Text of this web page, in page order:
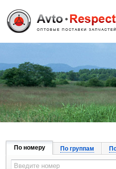
Джапан Авто
По номеру По группам